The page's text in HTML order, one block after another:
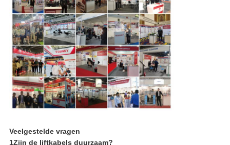
Veelgestelde vragen
1Zijn de liftkabels duurzaam?